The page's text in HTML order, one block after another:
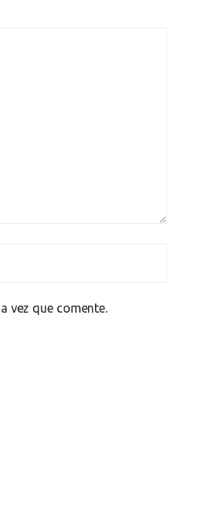
vez que comente.